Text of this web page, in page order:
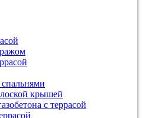
спальнями
крышей
с террасой